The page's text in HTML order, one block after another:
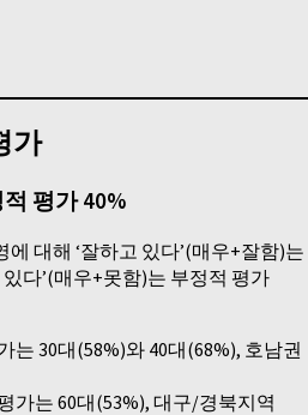
가
평가 40%
대해 ‘잘하고 있다’(매우+잘함)는
다’(매우+못함)는 부정적 평가
는 30대(58%)와 40대(68%), 호남권
가는 60대(53%), 대구/경북지역